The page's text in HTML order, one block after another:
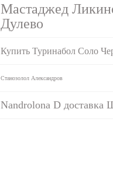
Мастаджед
Дулево
Купить Туринабол Соло
Станозолол Александров
Nandrolona D доставка